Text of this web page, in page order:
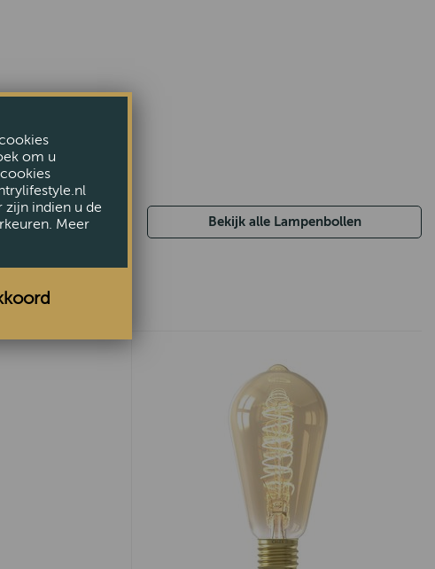
Bekijk alle Lampenbollen
om u
zijn indien u de
Meer